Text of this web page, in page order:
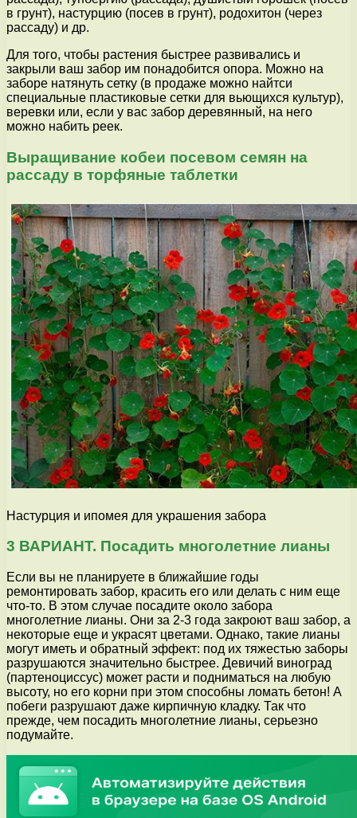
в грунт), настурцию (посев в грунт), родохитон (через
рассаду) и др.
Для того, чтобы растения быстрее развивались и
закрыли ваш забор им понадобится опора. Можно на
заборе натянуть сетку (в продаже можно найтси
специальные пластиковые сетки для вьющихся культур),
веревки или, если у вас забор деревянный, на него
можно набить реек.
Выращивание кобеи посевом семян на
рассаду в торфяные таблетки
Настурция и ипомея для украшения забора
3 ВАРИАНТ. Посадить многолетние лианы
Если вы не планируете в ближайшие годы
ремонтировать забор, красить его или делать с ним еще
что-то. В этом случае посадите около забора
многолетние лианы. Они за 2-3 года закроют ваш забор, а
некоторые еще и украсят цветами. Однако, такие лианы
могут иметь и обратный эффект: под их тяжестью заборы
разрушаются значительно быстрее. Девичий виноград
(партеноциссус) может расти и подниматься на любую
высоту, но его корни при этом способны ломать бетон! А
побеги разрушают даже кирпичную кладку. Так что
прежде, чем посадить многолетние лианы, серьезно
подумайте.